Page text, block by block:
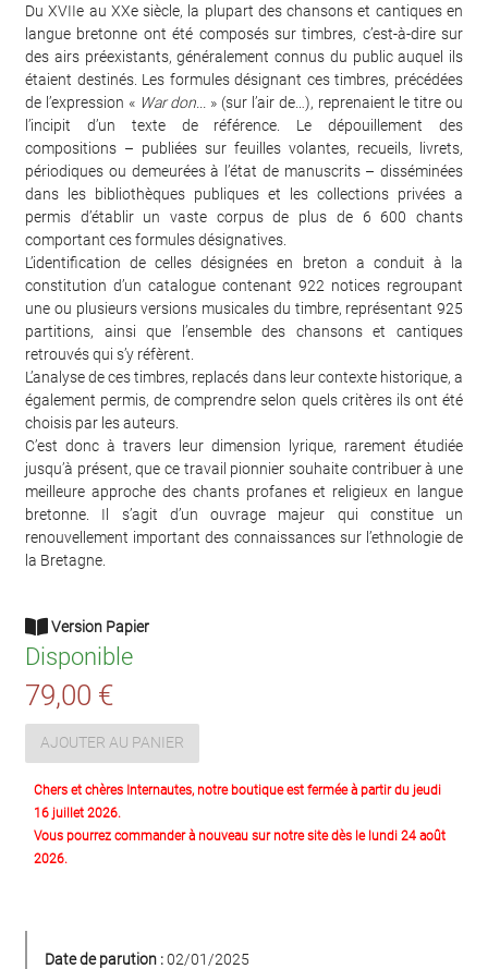
Du XVIIe au XXe siècle, la plupart des chansons et cantiques en
langue bretonne ont été composés sur timbres, c’est-à-dire sur
des airs préexistants, généralement connus du public auquel ils
étaient destinés. Les formules désignant ces timbres, précédées
de l’expression « War don...
» (sur l’air de…), reprenaient le titre ou
l’incipit d’un texte de référence. Le dépouillement des
compositions – publiées sur feuilles volantes, recueils, livrets,
périodiques ou demeurées à l’état de manuscrits – disséminées
dans les bibliothèques publiques et les collections privées a
permis d’établir un vaste corpus de plus de 6 600 chants
comportant ces formules désignatives.
L’identification de celles désignées en breton a conduit à la
constitution d’un catalogue contenant 922 notices regroupant
une ou plusieurs versions musicales du timbre, représentant 925
partitions, ainsi que l’ensemble des chansons et cantiques
retrouvés qui s’y réfèrent.
L’analyse de ces timbres, replacés dans leur contexte historique, a
également permis, de comprendre selon quels critères ils ont été
choisis par les auteurs.
C’est donc à travers leur dimension lyrique, rarement étudiée
jusqu’à présent, que ce travail pionnier souhaite contribuer à une
meilleure approche des chants profanes et religieux en langue
bretonne. Il s’agit d’un ouvrage majeur qui constitue un
renouvellement important des connaissances sur l’ethnologie de
la Bretagne.
Version Papier
Disponible
79,00 €
AJOUTER AU PANIER
Chers et chères Internautes, notre boutique est fermée à partir du jeudi
16 juillet 2026.
Vous pourrez commander à nouveau sur notre site dès le lundi 24 août
2026.
Date de parution :02/01/2025